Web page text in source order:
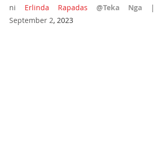
ni Erlinda Rapadas @Teka Nga
|
September 2, 2023